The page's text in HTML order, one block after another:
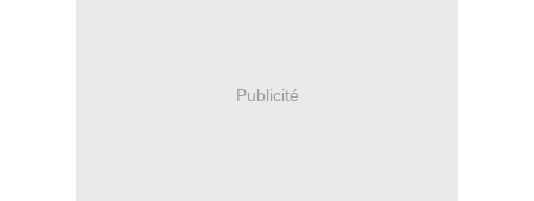
Publicité